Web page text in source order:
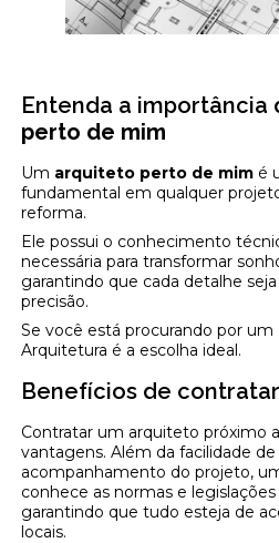
Entenda a importância
perto de mim
Um arquiteto perto de mim é
fundamental em qualquer
reforma.
Ele possui o conhecimento
necessária para transformar
garantindo que cada detalhe
precisão.
Se você está procurando por um
Arquitetura é a escolha ideal.
Benefícios de
Contratar um arquiteto próximo
vantagens. Além da facilidade
acompanhamento do projeto,
conhece as normas e
garantindo que tudo esteja de
locais.